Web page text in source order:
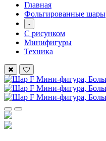
Главная
Фольгированные шары
-
С рисунком
Минифигуры
Техника